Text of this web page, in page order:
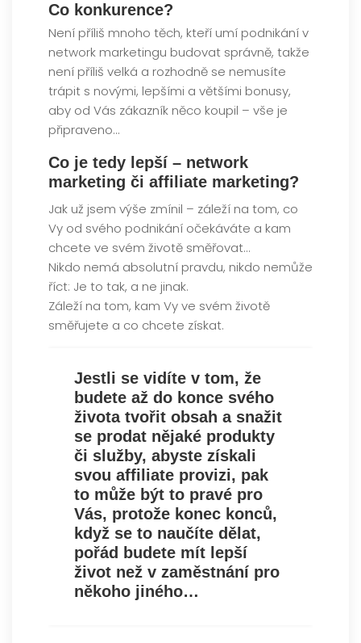
Co konkurence?
Není příliš mnoho těch, kteří umí podnikání v
network marketingu budovat správně, takže
není příliš velká a rozhodně se nemusíte
trápit s novými, lepšími a většími bonusy,
aby od Vás zákazník něco koupil – vše je
připraveno…
Co je tedy lepší – network
marketing či affiliate marketing?
Jak už jsem výše zmínil – záleží na tom, co
Vy od svého podnikání očekáváte a kam
chcete ve svém životě směřovat…
Nikdo nemá absolutní pravdu, nikdo nemůže
říct: Je to tak, a ne jinak.
Záleží na tom, kam Vy ve svém životě
směřujete a co chcete získat.
Jestli se vidíte v tom, že
budete až do konce svého
života tvořit obsah a snažit
se prodat nějaké produkty
či služby, abyste získali
svou affiliate provizi, pak
to může být to pravé pro
Vás, protože konec konců,
když se to naučíte dělat,
pořád budete mít lepší
život než v zaměstnání pro
někoho jiného…